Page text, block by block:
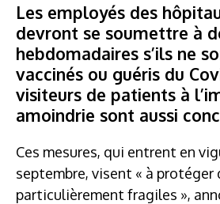
Les employés des
devront se soumettre à
hebdomadaires s’ils ne
vaccinés ou guéris du
visiteurs de patients à
amoindrie sont aussi
Ces mesures, qui entrent en
septembre, visent « à protéger
particulièrement fragiles »,